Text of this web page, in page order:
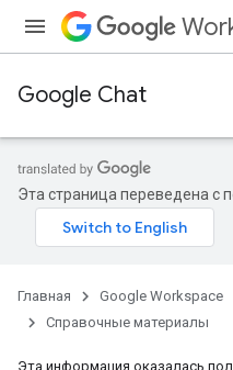
Google Chat
Эта страница переведена с
Главная Google Workspace
Справочные материалы
Эта информация оказалась